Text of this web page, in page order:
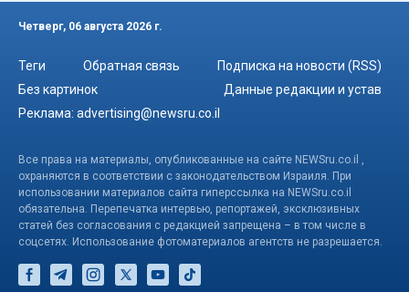
Четверг, 06 августа 2026 г.
Теги Обратная связь
Подписка на новости (RSS)
Без картинок
Данные редакции и устав
Реклама: advertising@newsru.co.il
Все права на материалы, опубликованные на сайте NEWSru.co.il ,
охраняются в соответствии с законодательством Израиля. При
использовании материалов сайта гиперссылка на NEWSru.co.il
обязательна. Перепечатка интервью, репортажей, эксклюзивных
статей без согласования с редакцией запрещена – в том числе в
соцсетях. Использование фотоматериалов агентств не разрешается.